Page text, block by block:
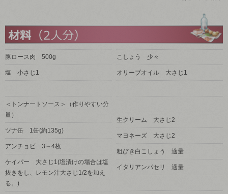
豚ロース肉 500g
塩 小さじ1
＜トンナートソース＞（作りやすい分
量）
ツナ缶 1缶(約135g)
アンチョビ 3～4枚
ケイパー 大さじ1(塩漬けの場合は塩
抜きをし、レモン汁大さじ1/2を加え
る。)
こしょう 少々
オリーブオイル 大さじ1
生クリーム 大さじ2
マヨネーズ 大さじ2
粗びき白こしょう 適量
イタリアンパセリ 適量